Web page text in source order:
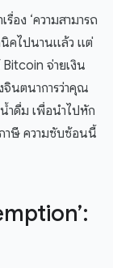
อง ‘ความสามารถ
นิคไปนานแล้ว แต่
จ่ายเงิน
นตนาการว่าคุณ
ดื่ม เพื่อนำไปหัก
าษี ความซับซ้อนนี้